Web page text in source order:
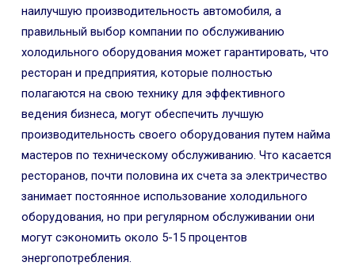
наилучшую производительность автомобиля, а
правильный выбор компании по обслуживанию
холодильного оборудования может гарантировать, что
ресторан и предприятия, которые полностью
полагаются на свою технику для эффективного
ведения бизнеса, могут обеспечить лучшую
производительность своего оборудования путем найма
мастеров по техническому обслуживанию. Что касается
ресторанов, почти половина их счета за электричество
занимает постоянное использование холодильного
оборудования, но при регулярном обслуживании они
могут сэкономить около 5-15 процентов
энергопотребления.